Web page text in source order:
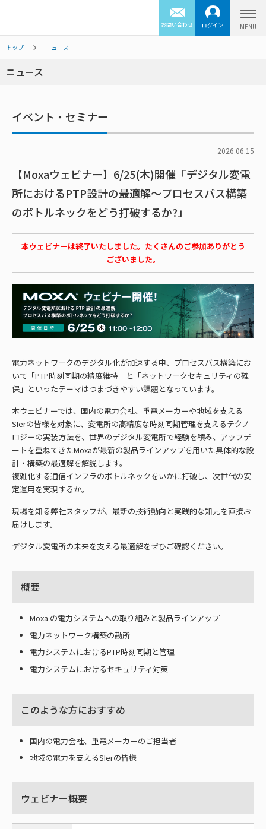
お問い合わせ ログイン
トップ ニュース
ニュース
イベント・セミナー
2026.06.15
【Moxaウェビナー】6/25(木)開催「デジタル変電
所におけるPTP設計の最適解～プロセスバス構築
のボトルネックをどう打破するか?」
本ウェビナーは終了いたしました。たくさんのご参加ありがとう
ございました。
電力ネットワークのデジタル化が加速する中、プロセスバス構築にお
いて「PTP時刻同期の精度維持」と「ネットワークセキュリティの確
保」といったテーマはつまづきやすい課題となっています。
本ウェビナーでは、国内の電力会社、重電メーカーや地域を支える
SIerの皆様を対象に、変電所の高精度な時刻同期管理を支えるテクノ
ロジーの実装方法を、世界のデジタル変電所で経験を積み、アップデ
ートを重ねてきたMoxaが最新の製品ラインアップを用いた具体的な設
計・構築の最適解を解説します。
複雑化する通信インフラのボトルネックをいかに打破し、次世代の安
定運用を実現するか。
現場を知る弊社スタッフが、最新の技術動向と実践的な知見を直接お
届けします。
デジタル変電所の未来を支える最適解をぜひご確認ください。
概要
Moxa の電力システムへの取り組みと製品ラインアップ
電力ネットワーク構築の勘所
電力システムにおけるPTP時刻同期と管理
電力システムにおけるセキュリティ対策
このような方におすすめ
国内の電力会社、重電メーカーのご担当者
地域の電力を支えるSIerの皆様
ウェビナー概要